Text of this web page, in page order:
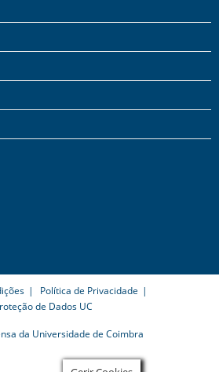
Política de Privacidade
de Dados UC
da Universidade de Coimbra